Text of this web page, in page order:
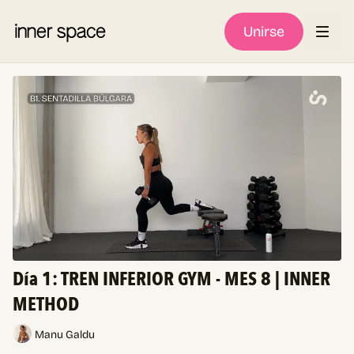
Unirse
Día 1: TREN INFERIOR GYM - MES 8 | INNER
METHOD
Manu Galdu